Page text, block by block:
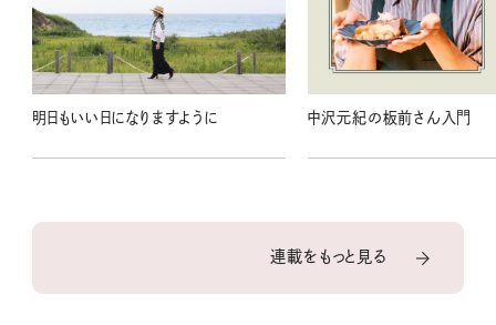
明日もいい日になりますように 中沢元紀の板前さん入門
連載をもっと見る